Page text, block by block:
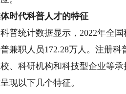
代科普人才的特征
统计数据显示，2022年全国
兼职人员172.28万人。注册
、科研机构和科技型企业等
现以下几个特征。